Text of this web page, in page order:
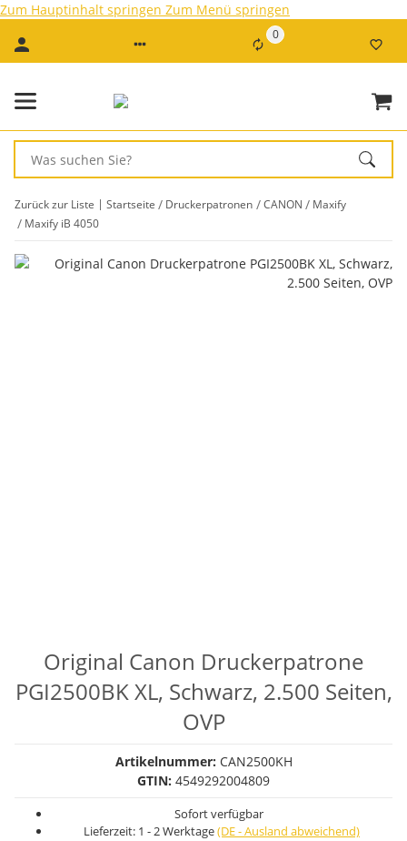
Zum Hauptinhalt springen Zum Menü springen
0
Zurück zur Liste Startseite Druckerpatronen CANON
Maxify
Maxify iB 4050
Original Canon Druckerpatrone
PGI2500BK XL, Schwarz, 2.500 Seiten,
OVP
Artikelnummer: CAN2500KH
GTIN: 4549292004809
Sofort verfügbar
Lieferzeit: 1 - 2 Werktage(DE - Ausland abweichend)